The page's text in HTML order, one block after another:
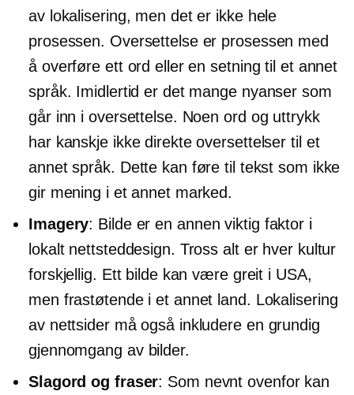
av lokalisering, men det er ikke hele
prosessen. Oversettelse er prosessen med
å overføre ett ord eller en setning til et annet
språk. Imidlertid er det mange nyanser som
går inn i oversettelse. Noen ord og uttrykk
har kanskje ikke direkte oversettelser til et
annet språk. Dette kan føre til tekst som ikke
gir mening i et annet marked.
Imagery: Bilde er en annen viktig faktor i
lokalt nettsteddesign. Tross alt er hver kultur
forskjellig. Ett bilde kan være greit i USA,
men frastøtende i et annet land. Lokalisering
av nettsider må også inkludere en grundig
gjennomgang av bilder.
Slagord og fraser: Som nevnt ovenfor kan